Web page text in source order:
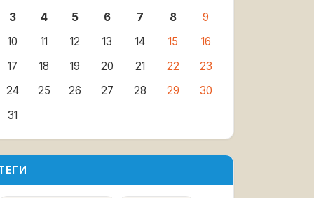
3
4 5 6 7 8
9
10
11 12 13 14 15
16
17
18 19 20 21 22
23
24
25 26 27 28 29
30
31